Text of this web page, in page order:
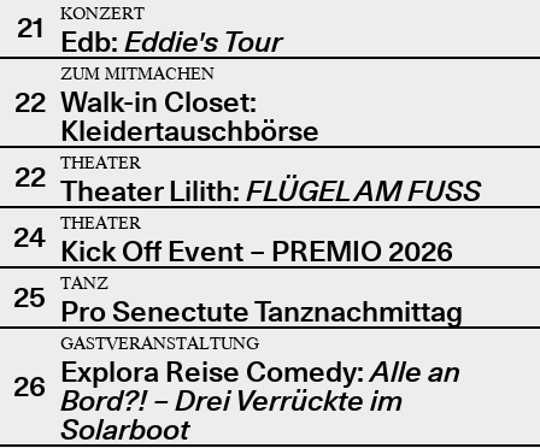
21
KONZERT
Edb: Eddie's Tour
22
ZUM MITMACHEN
Walk-in Closet:
Kleidertauschbörse
22
THEATER
Theater Lilith: FLÜGEL AM FUSS
24
THEATER
Kick Off Event – PREMIO 2026
25
TANZ
Pro Senectute Tanznachmittag
26
GASTVERANSTALTUNG
Explora Reise Comedy:Alle an
Bord?! – Drei Verrückte im
Solarboot